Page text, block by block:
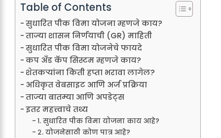
Table of Contents
सुधारित पीक विमा योजना म्हणजे काय?
ताज्या शासन निर्णयाची (GR) माहिती
सुधारित पीक विमा योजनेचे फायदे
कप अँड कॅप सिस्टम म्हणजे काय?
शेतकऱ्यांना किती हप्ता भरावा लागेल?
अधिकृत वेबसाइट आणि अर्ज प्रक्रिया
ताज्या बातम्या आणि अपडेट्स
इतर महत्त्वाचे तथ्य
१. सुधारित पीक विमा योजना काय आहे?
२. योजनेसाठी कोण पात्र आहे?